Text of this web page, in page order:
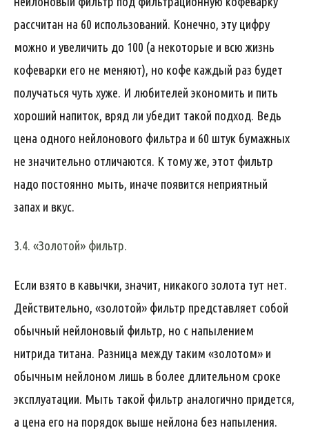
рассчитан на 60 использований. Конечно, эту цифру
можно и увеличить до 100 (а некоторые и всю жизнь
кофеварки его не меняют), но кофе каждый раз будет
получаться чуть хуже. И любителей экономить и пить
хороший напиток, вряд ли убедит такой подход. Ведь
цена одного нейлонового фильтра и 60 штук бумажных
не значительно отличаются. К тому же, этот фильтр
надо постоянно мыть, иначе появится неприятный
запах и вкус.
3.4. «Золотой» фильтр.
Если взято в кавычки, значит, никакого золота тут нет.
Действительно, «золотой» фильтр представляет собой
обычный нейлоновый фильтр, но с напылением
нитрида титана. Разница между таким «золотом» и
обычным нейлоном лишь в более длительном сроке
эксплуатации. Мыть такой фильтр аналогично придется,
а цена его на порядок выше нейлона без напыления.